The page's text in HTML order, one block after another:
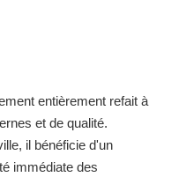
entièrement refait à
et de qualité.
il bénéficie d'un
immédiate des